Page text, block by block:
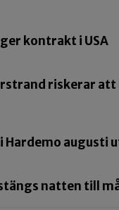
kontrakt i USA
riskerar att
augusti
natten till